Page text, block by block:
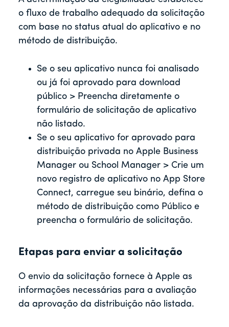
o fluxo de trabalho adequado da solicitação
com base no status atual do aplicativo e no
método de distribuição.
Se o seu aplicativo nunca foi analisado
ou já foi aprovado para download
público > Preencha diretamente o
formulário de solicitação de aplicativo
não listado.
Se o seu aplicativo for aprovado para
distribuição privada no Apple Business
Manager ou School Manager > Crie um
novo registro de aplicativo no App Store
Connect, carregue seu binário, defina o
método de distribuição como Público e
preencha o formulário de solicitação.
Etapas para enviar a solicitação
O envio da solicitação fornece à Apple as
informações necessárias para a avaliação
da aprovação da distribuição não listada.